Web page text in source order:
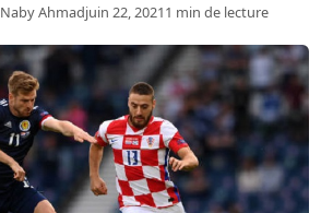
Naby Ahmadjuin 22, 20211 min de lecture